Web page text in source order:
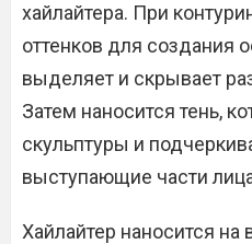
хайлайтера. При
оттенков для создания
выделяет и скрывает
Затем наносится тень,
скульптуры и
выступающие части
Хайлайтер наносится